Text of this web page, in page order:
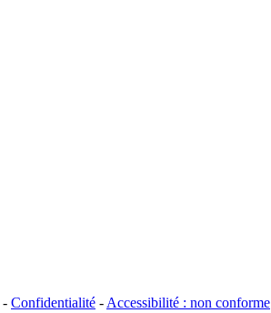
- Confidentialité - Accessibilité : non conforme